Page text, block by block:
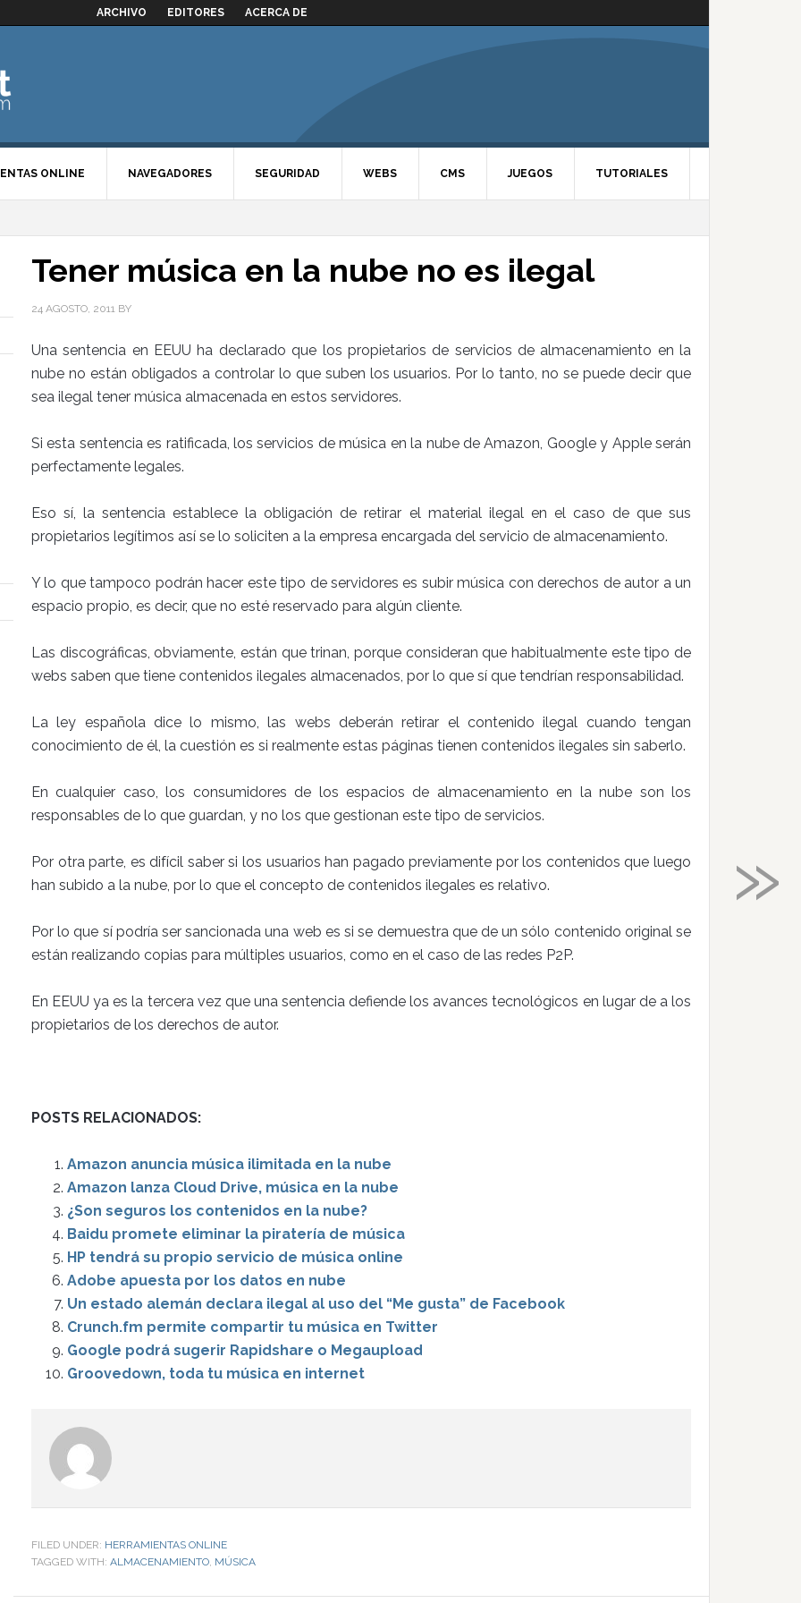
ARCHIVO EDITORES ACERCA DE
ONLINE NAVEGADORES SEGURIDAD WEBS CMS JUEGOS TUTORIALES
Tener música en la nube no es ilegal
24 AGOSTO, 2011 BY
Una sentencia en EEUU ha declarado que los propietarios de servicios de almacenamiento en la
nube no están obligados a controlar lo que suben los usuarios. Por lo tanto, no se puede decir que
sea ilegal tener música almacenada en estos servidores.
Si esta sentencia es ratificada, los servicios de música en la nube de Amazon, Google y Apple serán
perfectamente legales.
Eso sí, la sentencia establece la obligación de retirar el material ilegal en el caso de que sus
propietarios legítimos así se lo soliciten a la empresa encargada del servicio de almacenamiento.
Y lo que tampoco podrán hacer este tipo de servidores es subir música con derechos de autor a un
espacio propio, es decir, que no esté reservado para algún cliente.
Las discográficas, obviamente, están que trinan, porque consideran que habitualmente este tipo de
webs saben que tiene contenidos ilegales almacenados, por lo que sí que tendrían responsabilidad.
La ley española dice lo mismo, las webs deberán retirar el contenido ilegal cuando tengan
conocimiento de él, la cuestión es si realmente estas páginas tienen contenidos ilegales sin saberlo.
En cualquier caso, los consumidores de los espacios de almacenamiento en la nube son los
responsables de lo que guardan, y no los que gestionan este tipo de servicios.
Por otra parte, es difícil saber si los usuarios han pagado previamente por los contenidos que luego
han subido a la nube, por lo que el concepto de contenidos ilegales es relativo.
Por lo que sí podría ser sancionada una web es si se demuestra que de un sólo contenido original se
están realizando copias para múltiples usuarios, como en el caso de las redes P2P.
En EEUU ya es la tercera vez que una sentencia defiende los avances tecnológicos en lugar de a los
propietarios de los derechos de autor.
POSTS RELACIONADOS:
Amazon anuncia música ilimitada en la nube
Amazon lanza Cloud Drive, música en la nube
¿Son seguros los contenidos en la nube?
Baidu promete eliminar la piratería de música
HP tendrá su propio servicio de música online
Adobe apuesta por los datos en nube
Un estado alemán declara ilegal al uso del “Me gusta” de Facebook
Crunch.fm permite compartir tu música en Twitter
Google podrá sugerir Rapidshare o Megaupload
Groovedown, toda tu música en internet
FILED UNDER: HERRAMIENTAS ONLINE
TAGGED WITH: ALMACENAMIENTO, MÚSICA
»